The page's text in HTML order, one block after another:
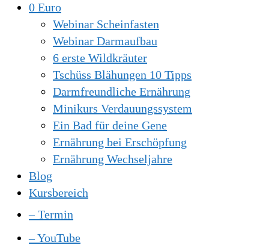
0 Euro
Webinar Scheinfasten
Webinar Darmaufbau
6 erste Wildkräuter
Tschüss Blähungen 10 Tipps
Darmfreundliche Ernährung
Minikurs Verdauungssystem
Ein Bad für deine Gene
Ernährung bei Erschöpfung
Ernährung Wechseljahre
Blog
Kursbereich
– Termin
– YouTube